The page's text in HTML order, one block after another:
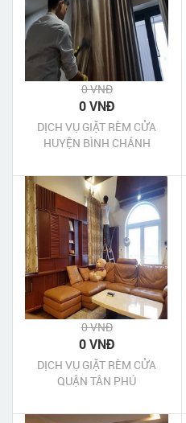
0 VNĐ
0 VNĐ
DỊCH VỤ GIẶT RÈM CỬA
HUYỆN BÌNH CHÁNH
0 VNĐ
0 VNĐ
DỊCH VỤ GIẶT RÈM CỬA
QUẬN TÂN PHÚ